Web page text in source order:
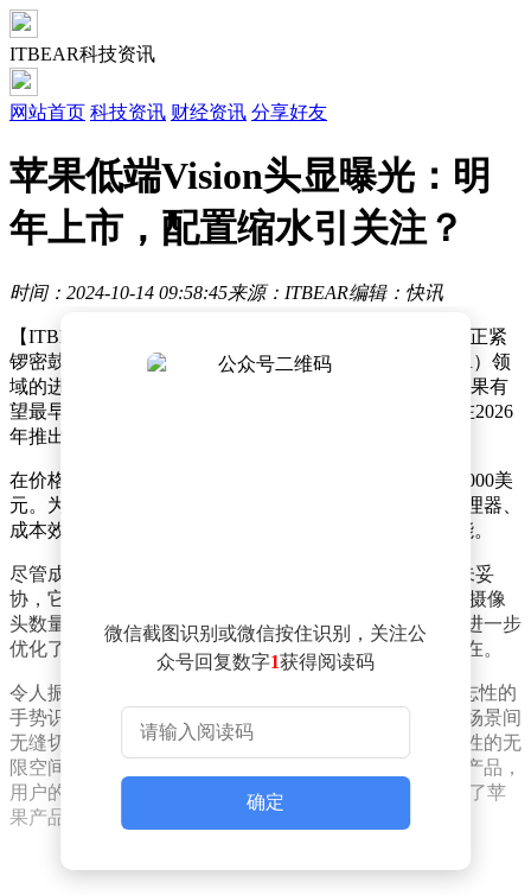
ITBEAR科技资讯
网站首页 科技资讯 财经资讯 分享好友
苹果低端Vision头显曝光：明
年上市，配置缩水引关注？
时间：2024-10-14 09:58:45来源：ITBEAR编辑：快讯
【ITBEAR】据最新消息透露，苹果公司Vision产品团队正紧
锣密鼓地研发多款创新设备，预示着其在增强现实（AR）领
域的进一步布局。知名行业分析师马克·古尔曼指出，苹果有
望最早于明年推出备受期待的入门级Vision头显，随后在2026
年推出搭载更强劲芯片的升级版Vision Pro。
在价格方面，这款定位亲民的Vision头显预计售价约为2000美
元。为了实现这一价格定位，苹果采用了性能稍低的处理器、
成本效益更高的材料，并省略了部分“EyeSight”特定功能。
尽管成本控制严格，入门级Vision头显在视觉体验上并未妥
协，它共享了Vision Pro的高品质显示屏。苹果通过减少摄像
头数量、调整扬声器规格以及显著减轻设备整体重量，进一步
优化了成本与用户舒适度，确保长时间佩戴亦感轻松自在。
令人振奋的是，新款Vision头显不仅继承了Vision Pro标志性的
手势识别与眼动追踪交互技术，使用户能够在多元应用场景间
无缝切换，享受极致流畅的操作体验，还保留了其标志性的无
限空间探索与虚实交融特性。这意味着，尽管是入门级产品，
用户的基础使用体验将与Vision Pro保持高度一致，彰显了苹
果产品一贯的高水准与卓越性。
微信截图识别或微信按住识别，关注公
众号回复数字1获得阅读码
确定